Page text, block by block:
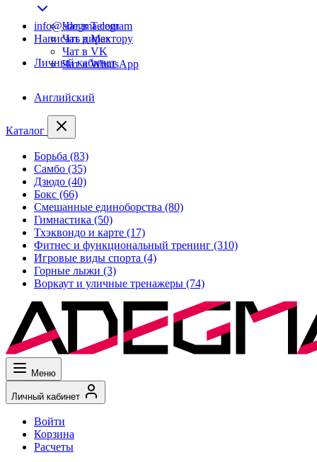
Чат в Telegram
Чат в Max
Чат в VK
Чат в WhatsApp
info@adegma.com
Написать директору
Личный кабинет
Английский
Каталог
Борьба (83)
Самбо (35)
Дзюдо (40)
Бокс (66)
Смешанные единоборства (80)
Гимнастика (50)
Тхэквондо и карте (17)
Фитнес и функциональный тренинг (310)
Игровые виды спорта (4)
Горные лыжи (3)
Воркаут и уличные тренажеры (74)
Меню
Личный кабинет
Войти
Корзина
Расчеты